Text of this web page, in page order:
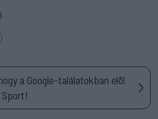
a Google-találatokban elöl
Sport!